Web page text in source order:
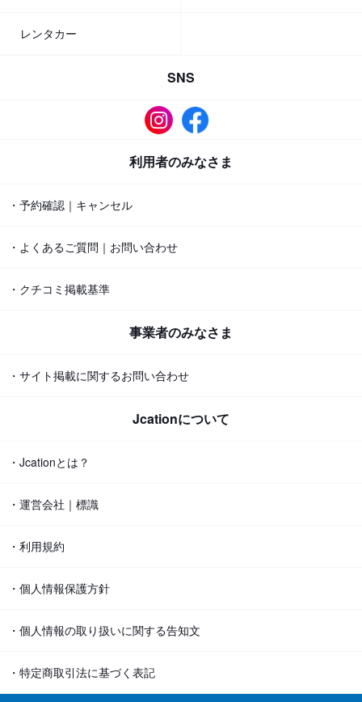
レンタカー
SNS
利用者のみなさま
・予約確認｜キャンセル
・よくあるご質問｜お問い合わせ
・クチコミ掲載基準
事業者のみなさま
・サイト掲載に関するお問い合わせ
Jcationについて
・Jcationとは？
・運営会社｜標識
・利用規約
・個人情報保護方針
・個人情報の取り扱いに関する告知文
・特定商取引法に基づく表記